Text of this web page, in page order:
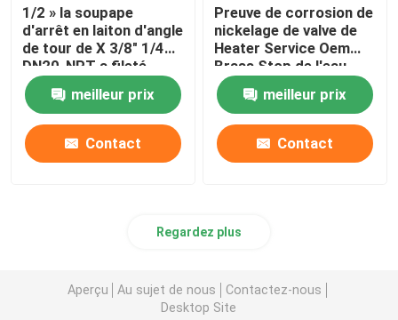
1/2 » la soupape
d'arrêt en laiton d'angle
de tour de X 3/8" 1/4
DN20-NPT a fileté
meilleur prix
Contact
Preuve de corrosion de
nickelage de valve de
Heater Service Oem
Brass Stop de l'eau
meilleur prix
Contact
Regardez plus
Aperçu Au sujet de nous
Contactez-nous
Desktop Site